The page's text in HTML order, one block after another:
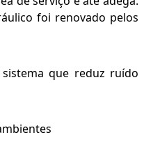
foi renovado pelos
que reduz ruído